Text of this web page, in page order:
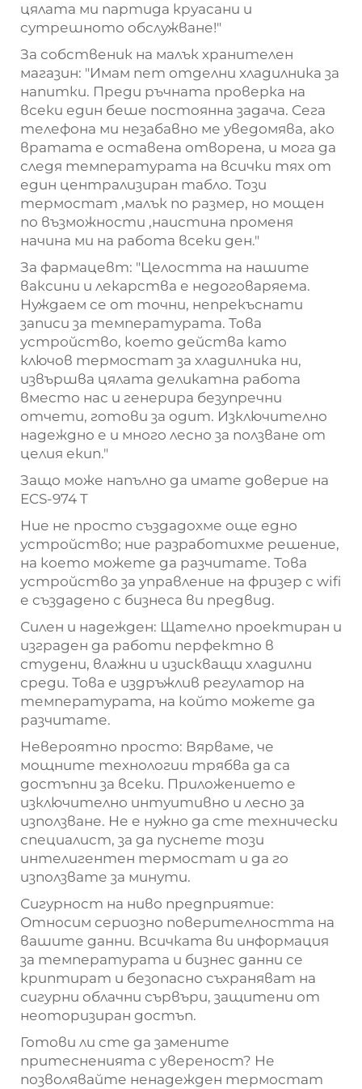
цялата ми партида круасани и
сутрешното обслужване!"
За собственик на малък хранителен
магазин: "Имам пет отделни хладилника за
напитки. Преди ръчната проверка на
всеки един беше постоянна задача. Сега
телефона ми незабавно ме уведомява, ако
вратата е оставена отворена, и мога да
следя температурата на всички тях от
един централизиран табло. Този
термостат ,малък по размер, но мощен
по възможности ,наистина променя
начина ми на работа всеки ден."
За фармацевт: "Целостта на нашите
ваксини и лекарства е недоговаряема.
Нуждаем се от точни, непрекъснати
записи за температурата. Това
устройство, което действа като
ключов термостат за хладилника ни,
извършва цялата деликатна работа
вместо нас и генерира безупречни
отчети, готови за одит. Изключително
надеждно е и много лесно за ползване от
целия екип."
Защо може напълно да имате доверие на
ECS-974 T
Ние не просто създадохме още едно
устройство; ние разработихме решение,
на което можете да разчитате. Това
устройство за управление на фризер с wifi
е създадено с бизнеса ви предвид.
Силен и надежден: Щателно проектиран и
изграден да работи перфектно в
студени, влажни и изискващи хладилни
среди. Това е издръжлив регулатор на
температурата, на който можете да
разчитате.
Невероятно просто: Вярваме, че
мощните технологии трябва да са
достъпни за всеки. Приложението е
изключително интуитивно и лесно за
използване. Не е нужно да сте технически
специалист, за да пуснете този
интелигентен термостат и да го
използвате за минути.
Сигурност на ниво предприятие:
Относим сериозно поверителността на
вашите данни. Всичката ви информация
за температурата и бизнес данни се
криптират и безопасно съхраняват на
сигурни облачни сървъри, защитени от
неоторизиран достъп.
Готови ли сте да замените
притесненията с увереност? Не
позволявайте ненадежден термостат